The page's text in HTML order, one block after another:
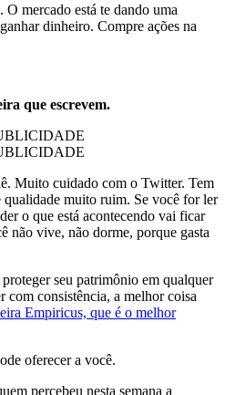
mercado está te dando uma
dinheiro. Compre ações na
que escrevem.
Muito cuidado com o Twitter. Tem
muito ruim. Se você for ler
o que está acontecendo vai ficar
não vive, não dorme, porque gasta
seu patrimônio em qualquer
com consistência, a melhor coisa
Empiricus, que é o melhor
oferecer a você.
percebeu nesta semana a